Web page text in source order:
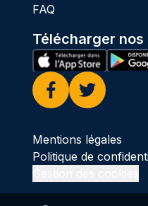
FAQ
Télécharger
Facebook
Twitter
Mentions légales
Politique de